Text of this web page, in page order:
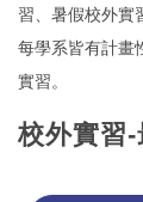
習、暑假校外實
每學系皆有計畫
實習。
校外實習